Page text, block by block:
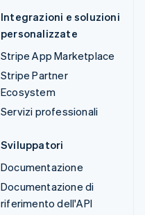
Integrazioni e soluzioni
personalizzate
Stripe App Marketplace
Stripe Partner
Ecosystem
Servizi professionali
Sviluppatori
Documentazione
Documentazione di
riferimento dell'API